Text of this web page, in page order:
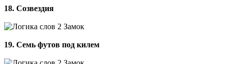
18. Созвездия
19. Семь футов под килем